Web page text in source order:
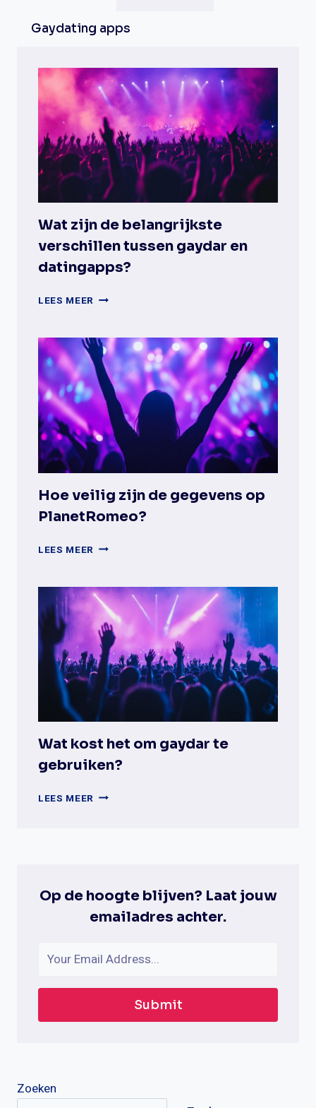
Gaydating apps
Wat zijn de belangrijkste
verschillen tussen gaydar en
datingapps?
LEES MEER WAT
BELANGRIJKSTE
VERSCHILLEN
TUSSEN
GAYDAR
EN
DATINGAPPS?
Hoe veilig zijn de gegevens op
PlanetRomeo?
LEES MEER HOE
DE
GEGEVENS
OP
PLANETROMEO?
Wat kost het om gaydar te
gebruiken?
LEES MEER WAT
Op de hoogte blijven? Laat jouw
emailadres achter.
Submit
Zoeken